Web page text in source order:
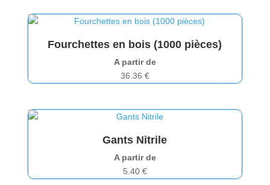
Fourchettes en bois (1000 pièces)
A partir de
36.36 €
Gants Nitrile
A partir de
5.40 €